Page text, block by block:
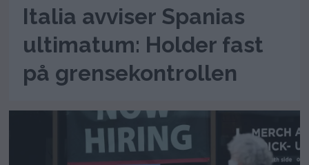
Italia avviser Spanias
ultimatum: Holder fast
på grensekontrollen